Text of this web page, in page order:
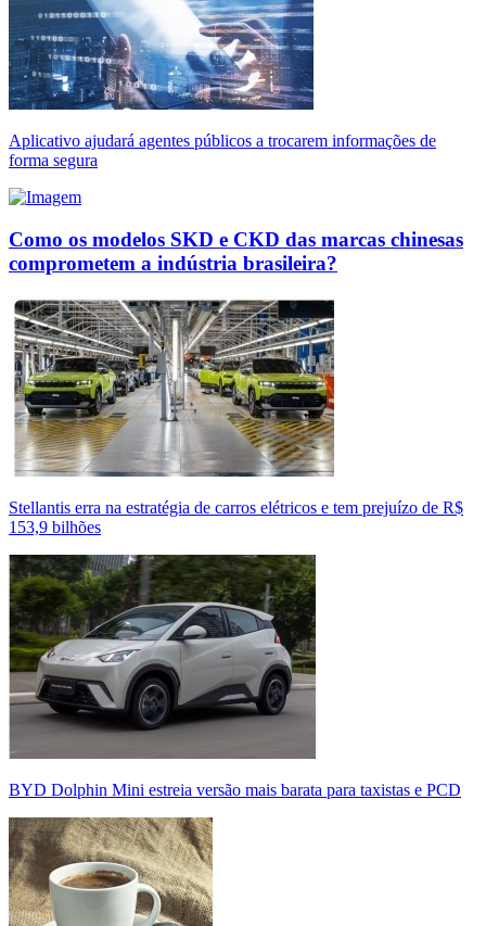
Aplicativo ajudará agentes públicos a trocarem informações de
forma segura
Como os modelos SKD e CKD das marcas chinesas
comprometem a indústria brasileira?
Stellantis erra na estratégia de carros elétricos e tem prejuízo de R$
153,9 bilhões
BYD Dolphin Mini estreia versão mais barata para taxistas e PCD